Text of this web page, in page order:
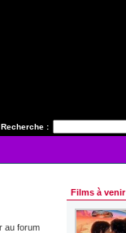
Recherche :
Films à venir